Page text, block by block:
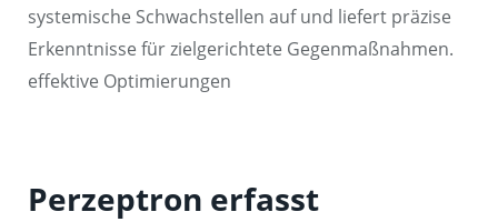
systemische Schwachstellen auf und liefert präzise
Erkenntnisse für zielgerichtete Gegenmaßnahmen.
effektive Optimierungen
Perzeptron erfasst